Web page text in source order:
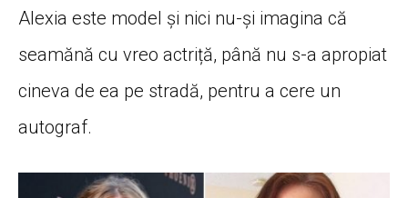
Alexia este model și nici nu-și imagina că
seamănă cu vreo actriță, până nu s-a apropiat
cineva de ea pe stradă, pentru a cere un
autograf.